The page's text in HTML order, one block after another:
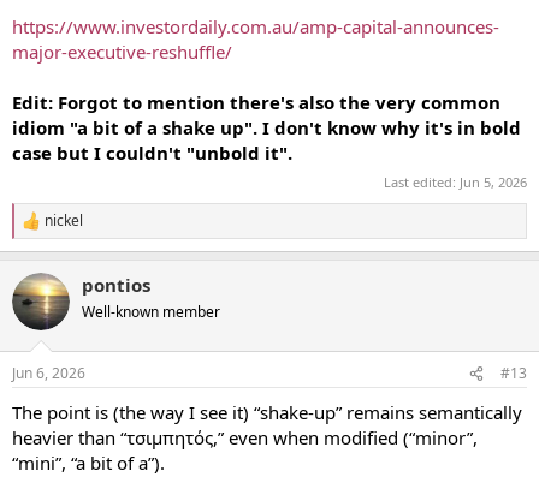
https://www.investordaily.com.au/amp-capital-announces-
major-executive-reshuffle/
Edit: Forgot to mention there's also the very common
idiom "a bit of a shake up". I don't know why it's in bold
case but I couldn't "unbold it".
Last edited: Jun 5, 2026
R
e
c
t
i
s
nickel
pontios
Well-known member
Jun 6, 2026 #13
The point is (the way I see it) “shake‑up” remains semantically
heavier than “τσιμπητός,” even when modified (“minor”,
“mini”, “a bit of a”).